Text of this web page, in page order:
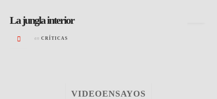
La jungla interior
en CRÍTICAS
VIDEOENSAYOS